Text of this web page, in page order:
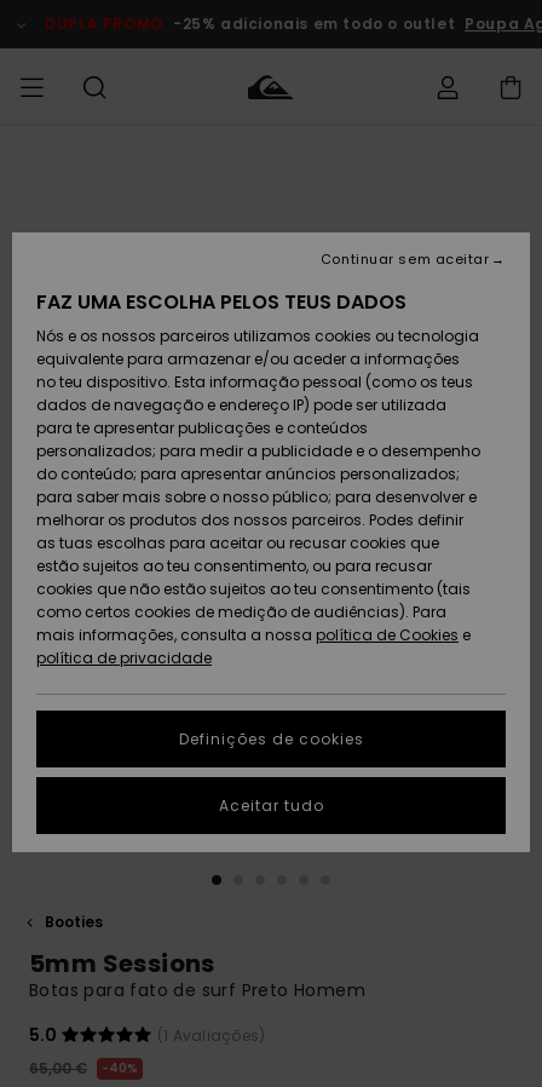
do
DUPLA PROMO -25% adicionais em todo o outlet Poupa
Calçado e
chinelos
Surfe/água
Snow
Artigos
recém-
chegados
Coleções
MENINO
Calçado e
chinelos
Surfe/água
Neve
Artigos
recém-
chegados
Highlights
MULHER
chegados
Highlights
Snow
SURF
Crianças
Highlights
Community
SNOW
Artigos
Criança
Snow Shop
Feminino
Highlights
Community
DUPLA
PROMO
Criança
Outlet
Mulher
AJUDA
Devoluções
Pagamento
Cartão
presente
Quiksilver
Freedom
Protecção de
dados
Guia de
tamanhos
conversa para
obteres a
resposta mais
rápida à tua
conversa
respostas
para as
SUSTAINABILITY
PRESENTE
DESEJO
Booties
5mm Sessions
Botas para fato de surf Preto Homem
5.0
(1 Avaliações)
65,00 €
40%
FAZ UMA ESCOLHA PELOS TEUS DADOS
Nós e os nossos parceiros utilizamos cookies ou tecnologia
equivalente para armazenar e/ou aceder a informações
no teu dispositivo. Esta informação pessoal (como os teus
dados de navegação e endereço IP) pode ser utilizada
para te apresentar publicações e conteúdos
personalizados; para medir a publicidade e o desempenho
do conteúdo; para apresentar anúncios personalizados;
para saber mais sobre o nosso público; para desenvolver e
melhorar os produtos dos nossos parceiros. Podes definir
as tuas escolhas para aceitar ou recusar cookies que
estão sujeitos ao teu consentimento, ou para recusar
cookies que não estão sujeitos ao teu consentimento (tais
como certos cookies de medição de audiências). Para
mais informações, consulta a nossa política de Cookies e
política de privacidade
Definições de cookies
Continuar sem aceitar
Aceitar tudo